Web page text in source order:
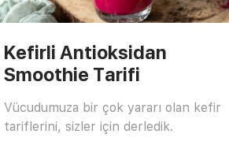
Kefirli Antioksidan
Smoothie Tarifi
Vücudumuza bir çok yararı olan kefir
tariflerini, sizler için derledik.